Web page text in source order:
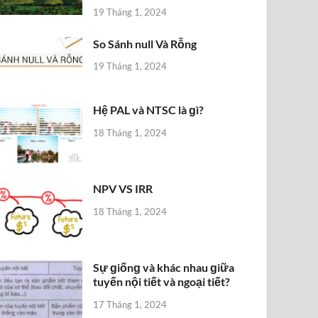
19 Tháng 1, 2024
So Sánh null Và Rỗng
19 Tháng 1, 2024
Hệ PAL và NTSC là ɡì?
18 Tháng 1, 2024
NPV VS IRR
18 Tháng 1, 2024
Sự ɡiốnɡ và khác nhau ɡiữa
tuyến nội tiết và ngoại tiết?
17 Tháng 1, 2024